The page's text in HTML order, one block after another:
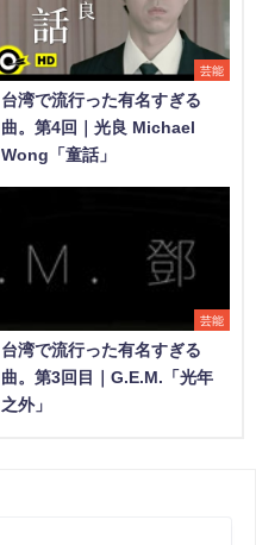
芸能
台湾で流行った有名すぎる
曲。第4回｜光良 Michael
Wong「童話」
芸能
台湾で流行った有名すぎる
曲。第3回目｜G.E.M.「光年
之外」